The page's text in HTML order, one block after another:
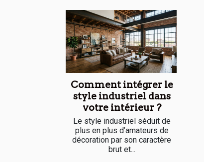
Comment intégrer le
style industriel dans
votre intérieur ?
Le style industriel séduit de
plus en plus d’amateurs de
décoration par son caractère
brut et...